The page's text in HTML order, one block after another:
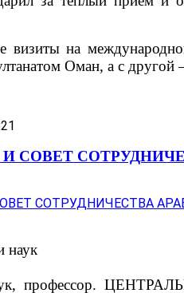
визиты на
Оман, а с другой
СОВЕТ
наук
наук, профессор.